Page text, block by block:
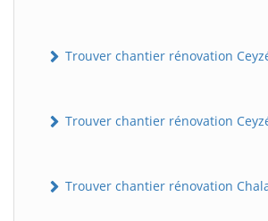
Trouver chantier rénovation
Trouver chantier rénovation
Trouver chantier rénovation